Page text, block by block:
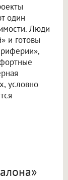
один
Люди
и готовы
условно